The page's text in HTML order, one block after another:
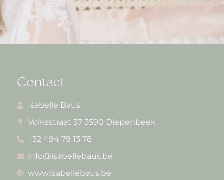
Contact
Isabelle Baus
Volksstraat 37 3590 Diepenbeek
+32 494 79 13 78
info@isabellebaus.be
www.isabellebaus.be